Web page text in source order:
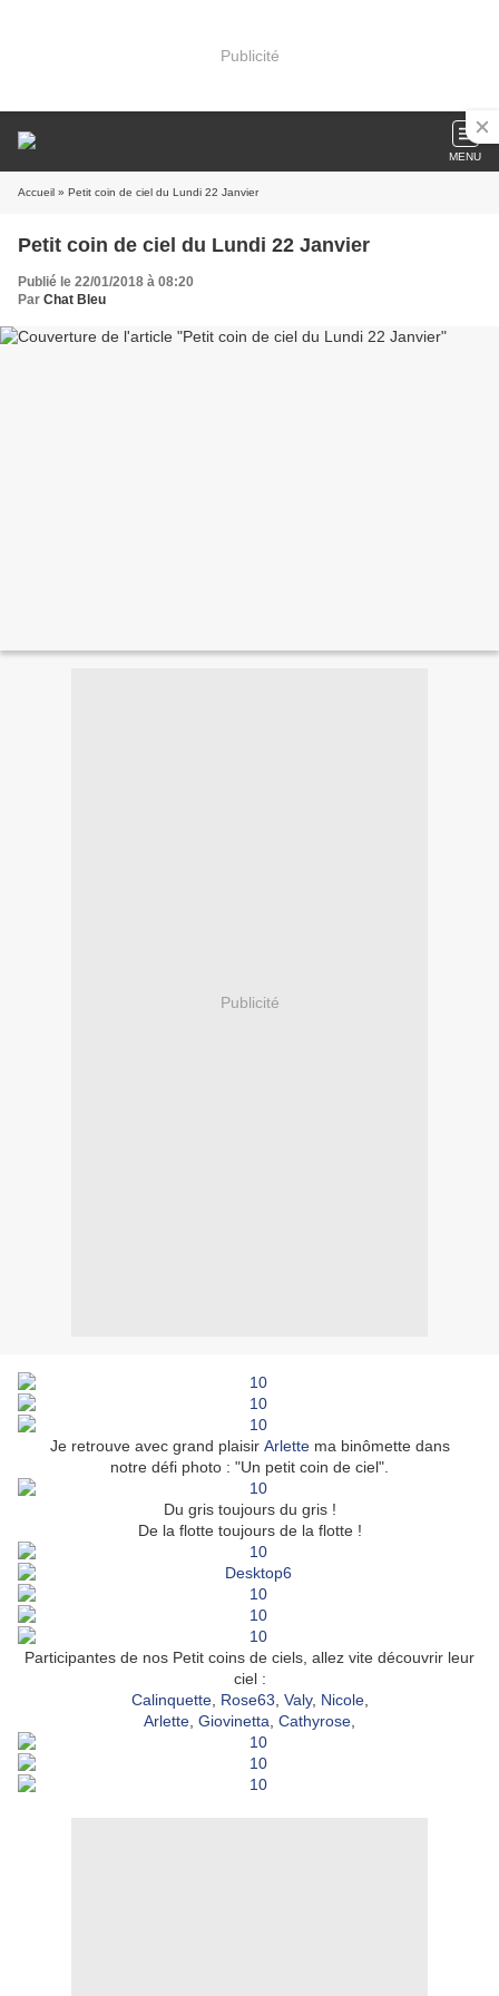
Publicité
MENU
Accueil » Petit coin de ciel du Lundi 22 Janvier
Petit coin de ciel du Lundi 22 Janvier
Publié le 22/01/2018 à 08:20
Par Chat Bleu
Publicité
Je retrouve avec grand plaisir Arlette ma binômette dans
notre défi photo : "Un petit coin de ciel".
Du gris toujours du gris !
De la flotte toujours de la flotte !
Participantes de nos Petit coins de ciels, allez vite découvrir leur
ciel :
Calinquette, Rose63 Valy, Nicole,
Arlette Giovinetta Cathyrose